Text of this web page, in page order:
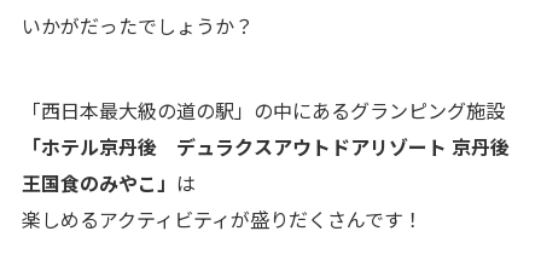
いかがだったでしょうか？
「西日本最大級の道の駅」の中にあるグランピング施設
「ホテル京丹後 デュラクスアウトドアリゾート 京丹後
王国食のみやこ」 は
楽しめるアクティビティが盛りだくさんです！